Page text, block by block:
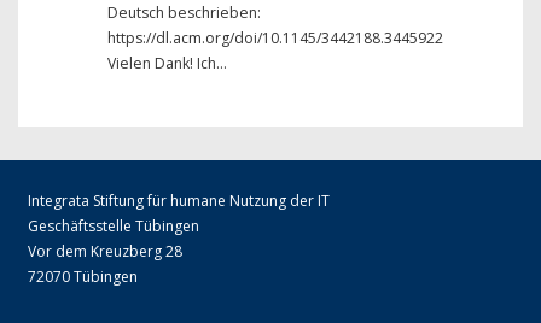
Deutsch beschrieben:
https://dl.acm.org/doi/10.1145/3442188.3445922
Vielen Dank! Ich…
Integrata Stiftung für humane Nutzung der IT
Geschäftsstelle Tübingen
Vor dem Kreuzberg 28
72070 Tübingen